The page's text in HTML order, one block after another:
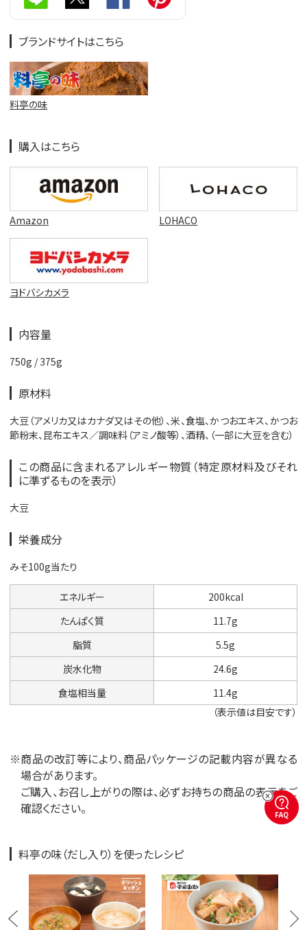
ブランドサイトはこちら
料亭の味
購入はこちら
Amazon LOHACO
ヨドバシカメラ
内容量
750g / 375g
原材料
大豆（アメリカ又はカナダ又はその他）、米、食塩、かつおエキス、かつお
節粉末、昆布エキス／調味料（アミノ酸等）、酒精、（一部に大豆を含む）
この商品に含まれるアレルギー物質（特定原材料及びそれ
に準ずるものを表示）
大豆
栄養成分
みそ100g当たり
エネルギー
200kcal
たんぱく質
11.7g
脂質
5.5g
炭水化物
24.6g
食塩相当量
11.4g
（表示値は目安です）
※商品の改訂等により、商品パッケージの記載内容が異なる
場合があります。
ご購入、お召し上がりの際は、必ずお持ちの商品の表示をご
確認ください。
料亭の味（だし入り）を使ったレシピ
FAQ